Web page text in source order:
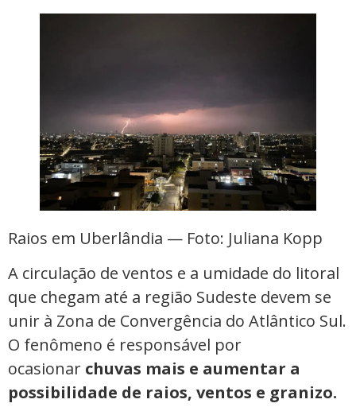
Raios em Uberlândia — Foto: Juliana Kopp
️A circulação de ventos e a umidade do litoral
que chegam até a região Sudeste devem se
unir à Zona de Convergência do Atlântico Sul.
O fenômeno é responsável por
ocasionar chuvas mais e aumentar a
possibilidade de raios, ventos e granizo.